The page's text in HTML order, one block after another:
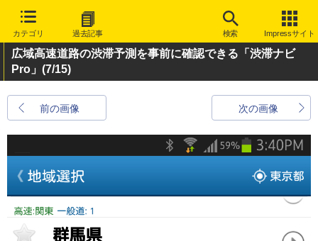
カテゴリ 過去記事 検索 Impressサイト
広域高速道路の渋滞予測を事前に確認できる「渋滞ナビ
Pro」 (7/15)
前の画像 次の画像